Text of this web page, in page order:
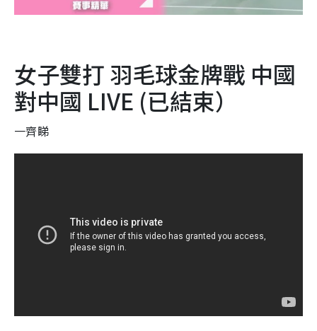
女子雙打 羽毛球金牌戰 中國
對中國 LIVE (已結束）
一齊睇